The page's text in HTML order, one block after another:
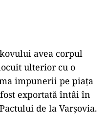
avea corpul
ulterior cu o
impunerii pe piaţa
exportată întâi în
de la Varşovia.